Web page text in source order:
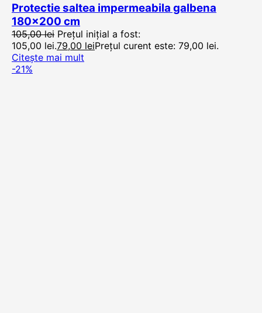
Protectie saltea impermeabila galbena
180×200 cm
105,00lei Prețul inițial a fost:
105,00 lei.79,00 leiPrețul curent este: 79,00 lei.
Citește mai mult
-21%